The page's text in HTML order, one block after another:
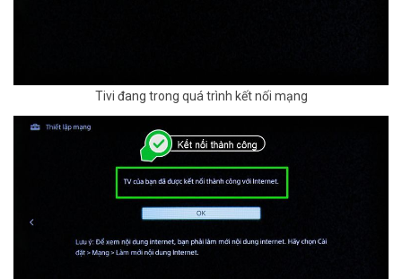
Tivi đang trong quá trình kết nối mạng